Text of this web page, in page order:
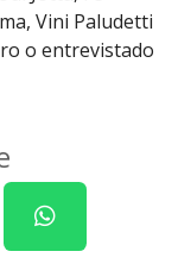
Vini Paludetti
o entrevistado